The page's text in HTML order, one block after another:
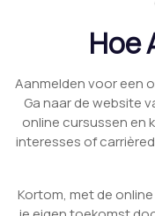
Hoe
Aanmelden voor een
Ga naar de website
online cursussen en
interesses of
Kortom, met de